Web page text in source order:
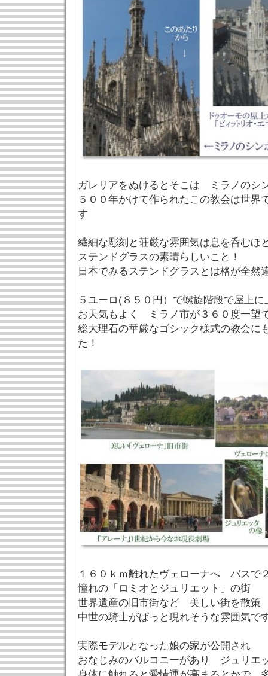
ガレリアをぬけるとそこは ミラノのシ
５００年かけて作られたこの教会は世界
す
繊細な彫刻と荘厳な雰囲気は息を呑むほ
ステンドグラスの素晴らしいこと！
日本でみるステンドグラスとは格が全然
５ユーロ(８５０円）で螺旋階段で屋上
お天気もよく ミラノ市が３６０度一望
総大理石の華厳なゴシック様式の教会に
た！
１６０ｋｍ離れたヴェローナへ バスで
憧れの「ロミオとジュリエット」の街
世界遺産の旧市街など 美しい街を散策
中世の騎士がぱっと現れそうな雰囲気で
実際モデルとなった娘の家が公開され
おなじみのバルコニーがあり ジュリエ